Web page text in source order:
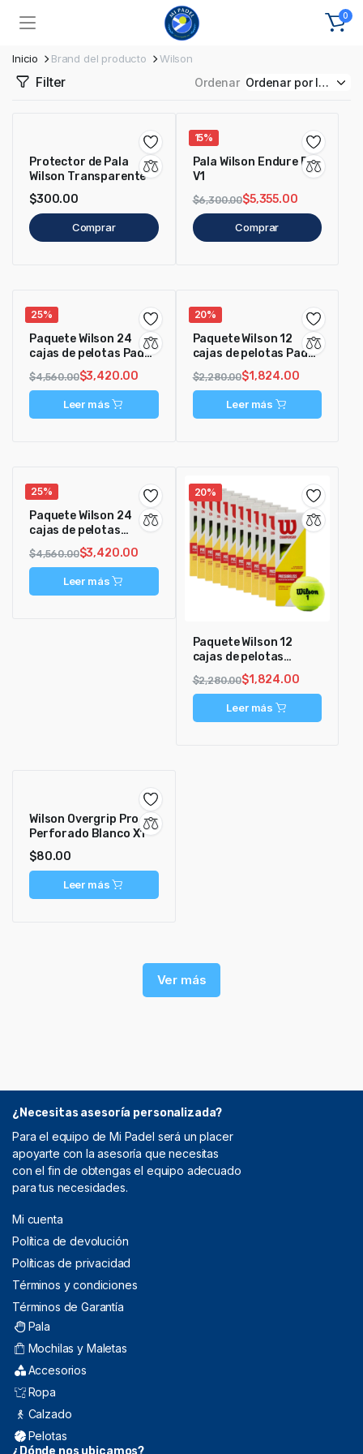
0
Inicio Brand del producto Wilson
Filter Ordenar
Protector de Pala
Wilson Transparente
$300.00
Comprar
15%
Pala Wilson Endure Pro
V1
$6,300.00$5,355.00
Comprar
25%
Paquete Wilson 24
cajas de pelotas Padel
X3 Pressureless
$4,560.00$3,420.00
Leer más
20%
Paquete Wilson 12
cajas de pelotas Padel
X3 Pressureless
$2,280.00$1,824.00
Leer más
25%
Paquete Wilson 24
cajas de pelotas
CHAMPIONSHIP
Pressureless
$4,560.00$3,420.00
Leer más
20%
Paquete Wilson 12
cajas de pelotas
CHAMPIONSHIP
Pressureless
$2,280.00$1,824.00
Leer más
Wilson Overgrip Pro
Perforado Blanco X1
$80.00
Leer más
Ver más
¿Necesitas asesoría personalizada?
Para el equipo de Mi Padel será un placer
apoyarte con la asesoría que necesitas
con el fin de obtengas el equipo adecuado
para tus necesidades.
Mi cuenta
Política de devolución
Políticas de privacidad
Términos y condiciones
Términos de Garantía
Pala
Mochilas y Maletas
Accesorios
Ropa
Calzado
Pelotas
¿Dónde nos ubicamos?